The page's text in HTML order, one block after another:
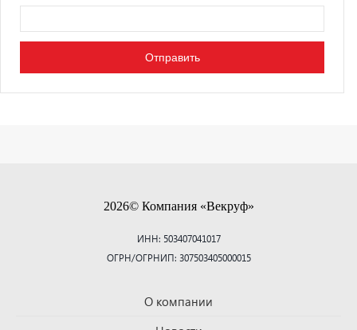
2026© Компания «Векруф»
ИНН: 503407041017
ОГРН/ОГРНИП: 307503405000015
О компании